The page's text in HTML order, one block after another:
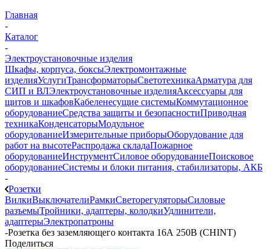
Главная
-
Каталог
-
Электроустановочные изделия
Шкафы, корпуса, боксыЭлектромонтажные
изделияУслугиТрансформаторыСветотехникаАрматура для
СИП и ВЛЭлектроустановочные изделияАксессуары для
щитов и шкафовКабеленесущие системыКоммутационное
оборудованиеСредства защиты и безопасностиПриводная
техникаКонденсаторыМодульное
оборудованиеИзмерительные приборыОборудование для
работ на высотеРаспродажа складаПожарное
оборудованиеИнструментСиловое оборудованиеПоисковое
оборудованиеСистемы и блоки питания, стабилизаторы, АКБ
-
Розетки
ВилкиВыключателиРамкиСветорегуляторыСиловые
разъемыТройники, адаптеры, колодкиУдлинители,
адаптерыЭлектропатроны
-Розетка без заземляющего контакта 16А 250В (CHINT)
Поделиться